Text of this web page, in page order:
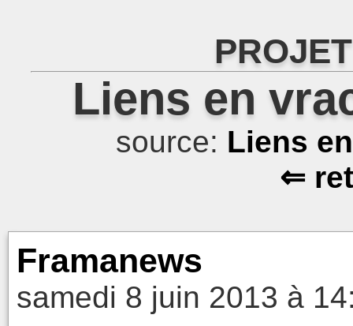
Liens en
source: Liens
⇐
Framanews
samedi 8 juin 2013 à